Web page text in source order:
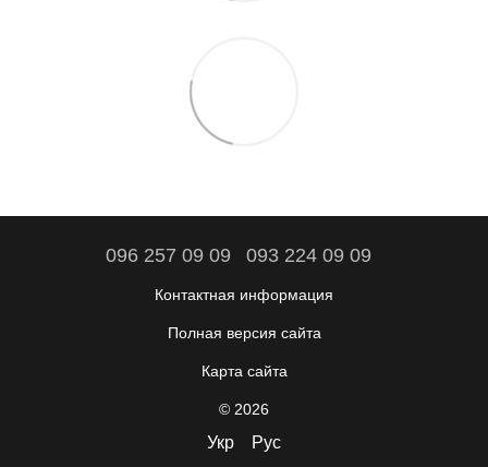
096 257 09 09 093 224 09 09
Контактная информация
Полная версия сайта
Карта сайта
© 2026
Укр Рус